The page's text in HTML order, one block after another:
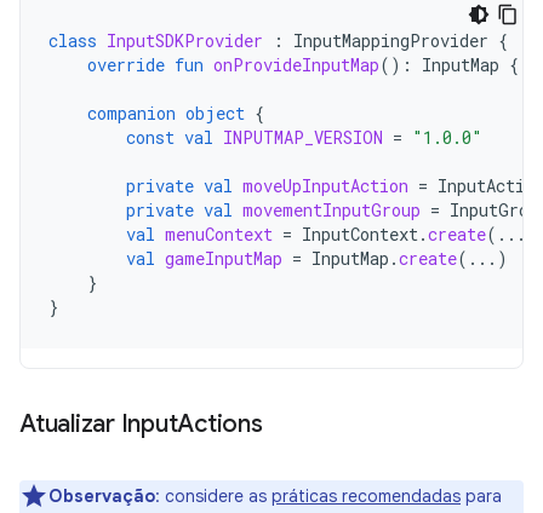
class InputSDKProvider : InputMappingProvider {
override fun onProvideInputMap(): InputMap {
companion object {
const val INPUTMAP_VERSION = "1.0.0"
private val moveUpInputAction = InputAction
private val movementInputGroup =
val menuContext = InputContext.create(...)
val gameInputMap = InputMap .create(...)
}
}
Atualizar InputActions
Observação: considere as práticas recomendadas para